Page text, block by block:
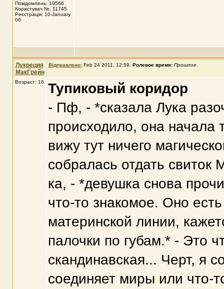
Повідомлень: 19566
Користувач №: 11745
Реєстрація: 10-January
06
Лукреция
МакГрейн
Відправлено: Feb 24 2011, 12:59 Ролевое время: Прошлое.
Возраст: 16
Тупиковый коридор
- Пф, - *сказала Лука
происходило, она начала
вижу тут ничего
собралась отдать свиток
ка, - *девушка снова
что-то знакомое. Оно
материнской линии,
палочки по губам.* - Это
скандинавская... Черт, я
соединяет миры или что-